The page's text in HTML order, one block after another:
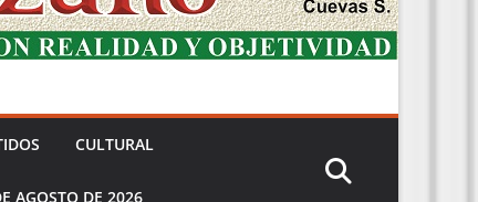
CULTURAL
AGOSTO DE 2026